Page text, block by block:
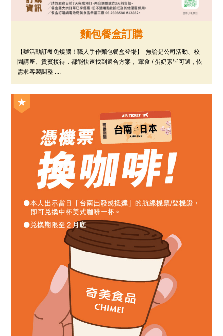
麵包餐盒訂購
【辦活動訂餐免燒腦！職人手作麵包餐盒登場】 ​無論是公司活動、校
園講座、貴賓接待，都能快速找到適合方案， 葷食 / 蛋奶素皆可選，依
需求客製調整 ....